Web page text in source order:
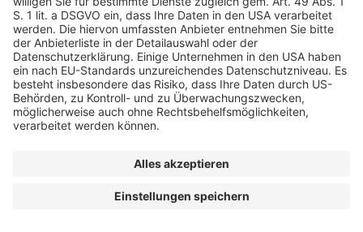
© dfv Conference Group GmbH
FAQ
AGB Impressum Datenschutz Cookie-Einstellungen